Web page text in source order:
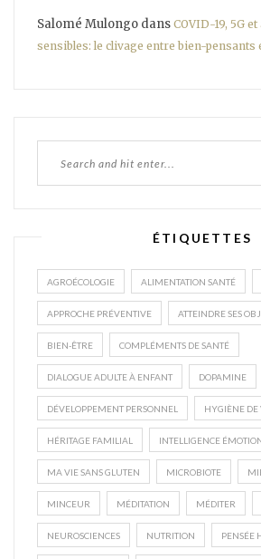
Salomé Mulongo dans COVID-19, 5G
sensibles: le clivage entre bien-pensants
ÉTIQUETTES
AGROÉCOLOGIE ALIMENTATION SANTÉ
APPROCHE PRÉVENTIVE ATTEINDRE SES
BIEN-ÊTRE COMPLÉMENTS DE SANTÉ
DIALOGUE ADULTE À ENFANT DOPAMINE
DÉVELOPPEMENT PERSONNEL HYGIÈNE DE
HÉRITAGE FAMILIAL INTELLIGENCE
MA VIE SANS GLUTEN MICROBIOTE
MINCEUR MÉDITATION MÉDITER
NEUROSCIENCES NUTRITION PENSÉE